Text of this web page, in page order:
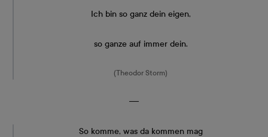
Ich bin so ganz dein eigen,
so ganze auf immer dein.
(Theodor Storm)
―
So komme, was da kommen mag